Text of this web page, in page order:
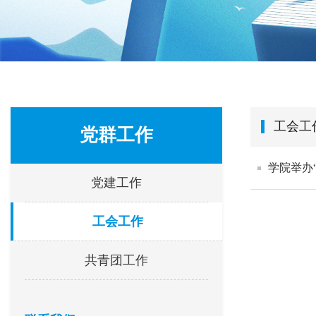
党群工作
党建工作
工会工作
共青团工作
工会工
学院举办